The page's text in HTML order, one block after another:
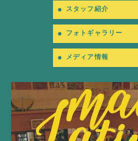
スタッフ紹介
フォトギャラリー
メディア情報